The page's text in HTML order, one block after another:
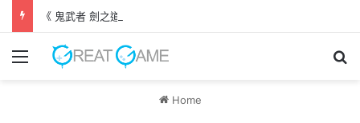
《 鬼武者 劍之道 》 實機試玩報告 源義經將是事件的起源！？
Menu
Home